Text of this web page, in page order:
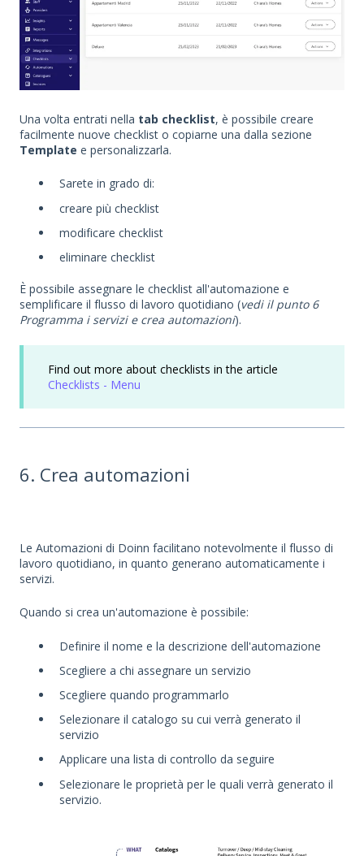
Una volta entrati nella tab checklist, è possibile creare
facilmente nuove checklist o copiarne una dalla sezione
Template e personalizzarla.
Sarete in grado di:
creare più checklist
modificare checklist
eliminare checklist
È possibile assegnare le checklist all'automazione e
semplificare il flusso di lavoro quotidiano (vedi il punto 6
Programma i servizi e crea automazioni).
Find out more about checklists in the article
Checklists - Menu
6. Crea automazioni
Le Automazioni di Doinn facilitano notevolmente il flusso di
lavoro quotidiano, in quanto generano automaticamente i
servizi.
Quando si crea un'automazione è possibile:
Definire il nome e la descrizione dell'automazione
Scegliere a chi assegnare un servizio
Scegliere quando programmarlo
Selezionare il catalogo su cui verrà generato il
servizio
Applicare una lista di controllo da seguire
Selezionare le proprietà per le quali verrà generato il
servizio.